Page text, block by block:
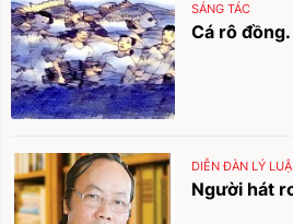
SÁNG TÁC
Cá rô
DIỄN ĐÀN LÝ
Người hát